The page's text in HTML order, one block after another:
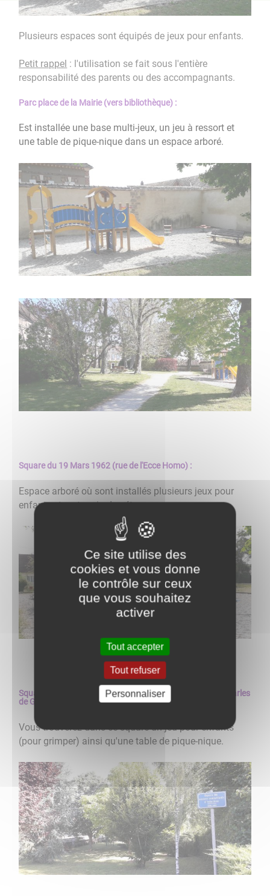
Plusieurs espaces sont équipés de jeux pour enfants.
Petit rappel : l'utilisation se fait sous l'entière
responsabilité des parents ou des accompagnants.
Parc place de la Mairie (vers bibliothèque) :
Est installée une base multi-jeux, un jeu à ressort et
une table de pique-nique dans un espace arboré.
Square du 19 Mars 1962 (rue de l'Ecce Homo) :
Espace arboré où sont installés plusieurs jeux pour
enfants et un terrain de pétanque.
Square des Anciens Combattants d'Indochine (avenue Charles
de Gaulle) :
Vous trouverez dans ce square un jeu pour enfants
(pour grimper) ainsi qu'une table de pique-nique.
Ce site utilise des
cookies et vous donne
le contrôle sur ceux
que vous souhaitez
activer
Tout accepter
Tout refuser
Personnaliser